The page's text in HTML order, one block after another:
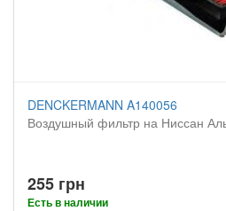
DENCKERMANN A140056
Воздушный фильтр на Ниссан
255 грн
Есть в наличии